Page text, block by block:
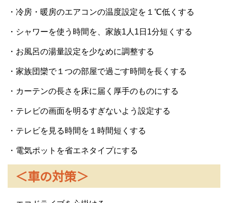
・冷房・暖房のエアコンの温度設定を１℃低くする
・シャワーを使う時間を、家族1人1日1分短くする
・お風呂の湯量設定を少なめに調整する
・家族団欒で１つの部屋で過ごす時間を長くする
・カーテンの長さを床に届く厚手のものにする
・テレビの画面を明るすぎないよう設定する
・テレビを見る時間を１時間短くする
・電気ポットを省エネタイプにする
＜車の対策＞